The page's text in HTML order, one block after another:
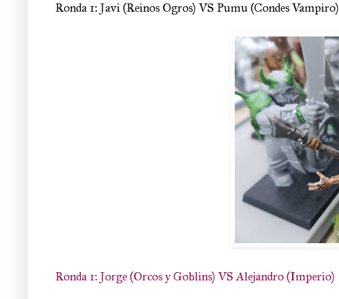
Ronda 1: Javi (Reinos Ogros) VS Pumu (Condes Vampiro)
Ronda 1: Jorge (Orcos y Goblins) VS Alejandro (Imperio)